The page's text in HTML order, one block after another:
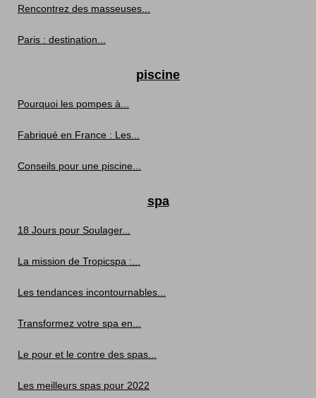
Rencontrez des masseuses...
Paris : destination...
piscine
Pourquoi les pompes à...
Fabriqué en France : Les...
Conseils pour une piscine...
spa
18 Jours pour Soulager...
La mission de Tropicspa :...
Les tendances incontournables...
Transformez votre spa en...
Le pour et le contre des spas...
Les meilleurs spas pour 2022